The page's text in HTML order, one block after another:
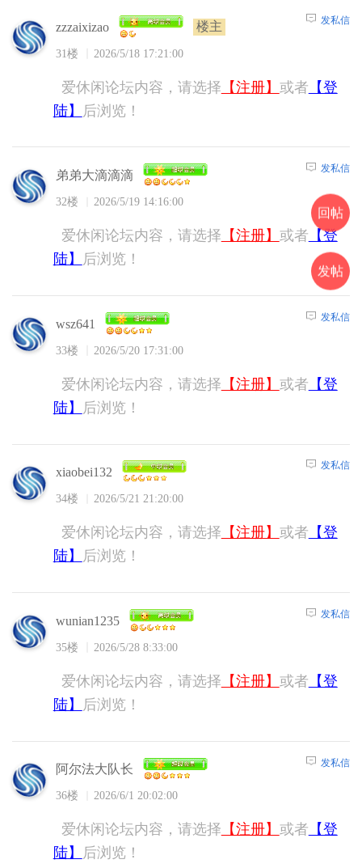
zzzaixizao 楼主
31楼 2026/5/18 17:21:00
发私信
爱休闲论坛内容，请选择 【注册】 或者 【登
陆】
后浏览！
弟弟大滴滴滴
32楼 2026/5/19 14:16:00
发私信
爱休闲论坛内容，请选择 【注册】 或者 【登
陆】
后浏览！
wsz641
33楼 2026/5/20 17:31:00
发私信
爱休闲论坛内容，请选择 【注册】 或者 【登
陆】
后浏览！
xiaobei132
34楼 2026/5/21 21:20:00
发私信
爱休闲论坛内容，请选择 【注册】 或者 【登
陆】
后浏览！
wunian1235
35楼 2026/5/28 8:33:00
发私信
爱休闲论坛内容，请选择 【注册】 或者 【登
陆】
后浏览！
阿尔法大队长
36楼 2026/6/1 20:02:00
发私信
爱休闲论坛内容，请选择 【注册】 或者 【登
陆】
后浏览！
回帖
发帖